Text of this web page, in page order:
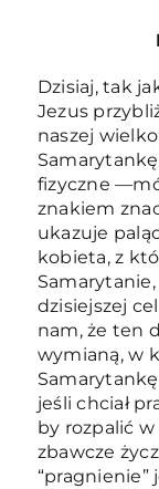
Dzisiaj, tak
Jezus
naszej
fizyczne
znakiem
ukazuje
kobieta, z
dzisiejszej
nam, że ten
wymianą, w
jeśli chciał
by rozpalić w
zbawcze
“pragnienie”